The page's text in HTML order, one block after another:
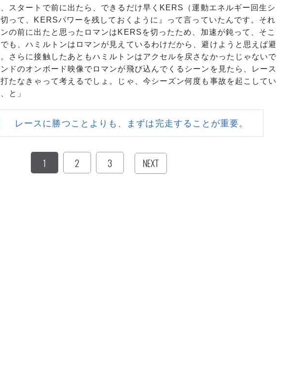
スタートで前に出たら、できるだけ早くKERS（運動エネルギー回生シ
って、KERSパワーを残しておくように』って言っていたんです。それ
の前に出たと思ったロマンはKERSを切ったため、加速が鈍って、そこ
も、ハミルトンはロマンが見えているわけだから、避けようと思えば避
さらに接触したあともハミルトンはアクセルを戻さなかったじゃないで
ドのオンボード映像でロマンが飛び込んでくるシーンを見たら、レース
たなきゃって考えるでしょ。じゃ、今シーズン何度も事故を起こしてい
と」
レースに勝つことよりも、まずは完走することが重要。
1 2 3 NEXT